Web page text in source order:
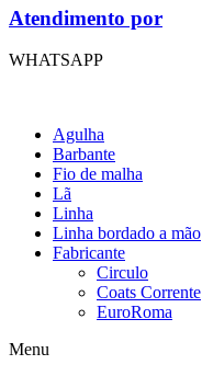
Atendimento por
WHATSAPP
Agulha
Barbante
Fio de malha
Lã
Linha
Linha bordado a mão
Fabricante
Circulo
Coats Corrente
EuroRoma
Menu